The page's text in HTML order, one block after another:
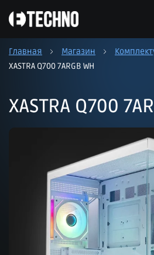
Главная Магазин
XASTRA Q700 7ARGB WH
XASTRA Q700